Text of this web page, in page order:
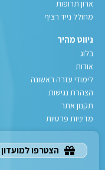
ארון תרופות
מחולל נייד רציף
ניווט מהיר
בלוג
אודות
לימודי עזרה ראשונה
הצהרת נגישות
תקנון אתר
מדיניות פרטיות
הצטרפו